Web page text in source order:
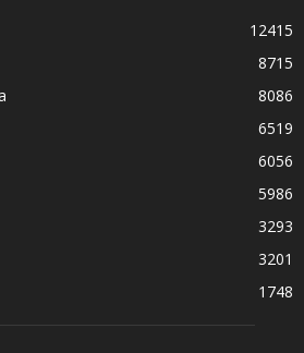
12415
8715
8086
6519
6056
5986
3293
3201
1748